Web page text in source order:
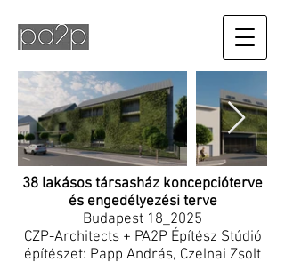
38 lakásos társasház koncepcióterve
és engedélyezési terve
Budapest 18_2025
CZP-Architects + PA2P Építész Stúdió
építészet: Papp András, Czelnai Zsolt